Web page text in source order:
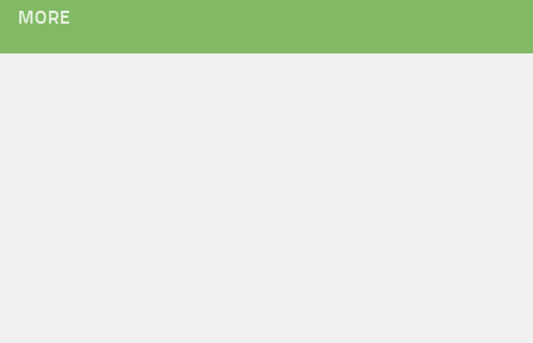
MORE